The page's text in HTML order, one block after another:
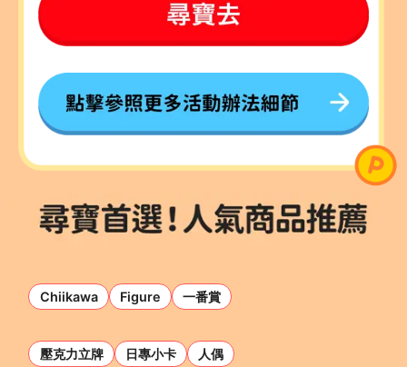
Chiikawa Figure 一番賞
壓克力立牌 日專小卡 人偶